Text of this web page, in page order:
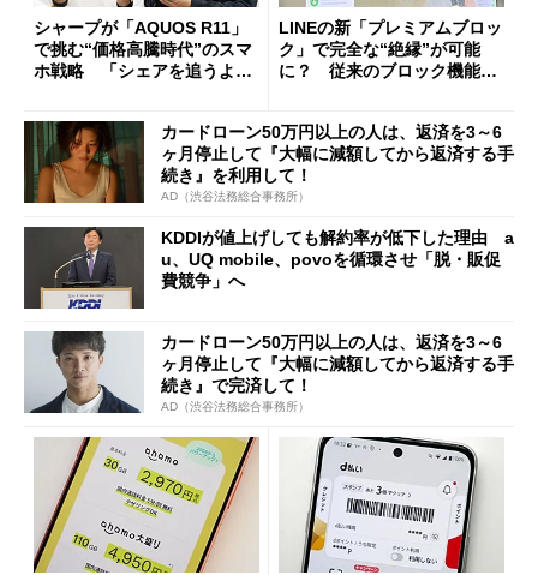
シャープが「AQUOS R11」
で挑む“価格高騰時代”のスマ
ホ戦略 「シェアを追うより
LINEの新「プレミアムブロッ
ク」で完全な“絶縁”が可能
に？ 従来のブロック機能と
カードローン50万円以上の人は、返済を3～6
ヶ月停止して『大幅に減額してから返済する手
続き』を利用して！
AD（渋谷法務総合事務所）
KDDIが値上げしても解約率が低下した理由 a
u、UQ mobile、povoを循環させ「脱・販促
費競争」へ
カードローン50万円以上の人は、返済を3～6
ヶ月停止して『大幅に減額してから返済する手
続き』で完済して！
AD（渋谷法務総合事務所）